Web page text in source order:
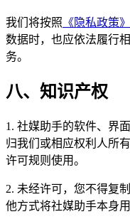
我们将按照 《隐私政策》
数据时，也应依法履行
务。
八、知识产权
1. 社媒助手的软件、界
归我们或相应权利人所
许可规则使用。
2. 未经许可，您不得复
他方式将社媒助手本身